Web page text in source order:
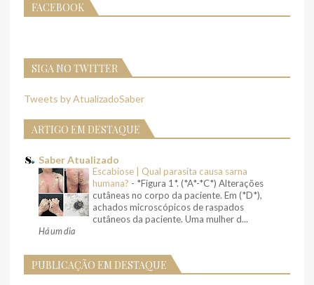
FACEBOOK
SIGA NO TWITTER
Tweets by AtualizadoSaber
ARTIGO EM DESTAQUE
Saber Atualizado
Escabiose | Qual parasita causa sarna
humana? - *Figura 1*. (*A*-*C*) Alterações
cutâneas no corpo da paciente. Em (*D*),
achados microscópicos de raspados
cutâneos da paciente. Uma mulher d...
Há um dia
PUBLICAÇÃO EM DESTAQUE